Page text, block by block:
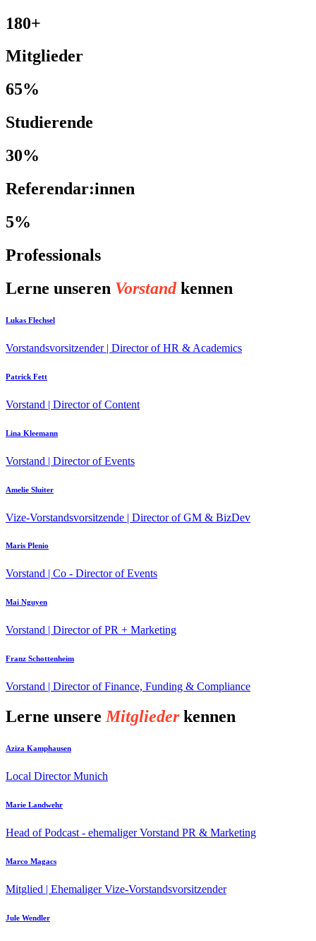
180+
Mitglieder
65%
Studierende
30%
Referendar:innen
5%
Professionals
Lerne unseren Vorstandkennen
Lukas Flechsel
Vorstandsvorsitzender | Director of HR & Academics
Patrick Fett
Vorstand | Director of Content
Lina Kleemann
Vorstand | Director of Events
Amelie Sluiter
Vize-Vorstandsvorsitzende | Director of GM & BizDev
Maris Plenio
Vorstand | Co - Director of Events
Mai Nguyen
Vorstand | Director of PR + Marketing
Franz Schottenheim
Vorstand | Director of Finance, Funding & Compliance
Lerne unsereMitgliederkennen
Aziza Kamphausen
Local Director Munich
Marie Landwehr
Head of Podcast - ehemaliger Vorstand PR & Marketing
Marco Magacs
Mitglied | Ehemaliger Vize-Vorstandsvorsitzender
Jule Wendler